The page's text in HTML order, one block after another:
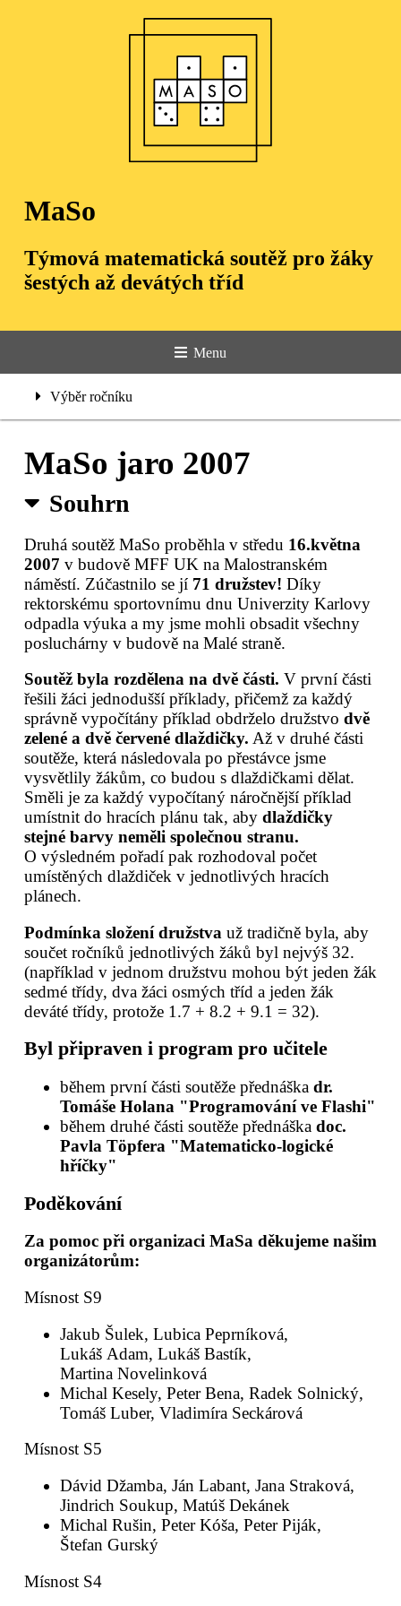
MaSo
Týmová matematická soutěž pro žáky
šestých až devátých tříd
Menu
Kontakty
Pro organizátory
Výběr ročníku
MaSo jaro 2007
Souhrn
Druhá soutěž MaSo proběhla v středu 16.května
2007 v budově MFF UK na Malostranském
náměstí. Zúčastnilo se jí 71 družstev! Díky
rektorskému sportovnímu dnu Univerzity Karlovy
odpadla výuka a my jsme mohli obsadit všechny
posluchárny v budově na Malé straně.
Soutěž byla rozdělena na dvě části. V první části
řešili žáci jednodušší příklady, přičemž za každý
správně vypočítány příklad obdrželo družstvo dvě
zelené a dvě červené dlaždičky. Až v druhé části
soutěže, která následovala po přestávce jsme
vysvětlily žákům, co budou s dlaždičkami dělat.
Směli je za každý vypočítaný náročnější příklad
umístnit do hracích plánu tak, aby dlaždičky
stejné barvy neměli společnou stranu.
O výsledném pořadí pak rozhodoval počet
umístěných dlaždiček v jednotlivých hracích
plánech.
Podmínka složení družstva už tradičně byla, aby
součet ročníků jednotlivých žáků byl nejvýš 32.
(například v jednom družstvu mohou být jeden žák
sedmé třídy, dva žáci osmých tříd a jeden žák
deváté třídy, protože 1.7 + 8.2 + 9.1 = 32).
Byl připraven i program pro učitele
během první části soutěže přednáška dr.
Tomáše Holana "Programování ve Flashi"
během druhé části soutěže přednáška doc.
Pavla Töpfera "Matematicko-logické
hříčky"
Poděkování
Za pomoc při organizaci MaSa děkujeme našim
organizátorům:
Mísnost S9
Jakub Šulek, Lubica Peprníková,
Lukáš Adam, Lukáš Bastík,
Martina Novelinková
Michal Kesely, Peter Bena, Radek Solnický,
Tomáš Luber, Vladimíra Seckárová
Mísnost S5
Dávid Džamba, Ján Labant, Jana Straková,
Jindrich Soukup, Matúš Dekánek
Michal Rušin, Peter Kóša, Peter Piják,
Štefan Gurský
Mísnost S4